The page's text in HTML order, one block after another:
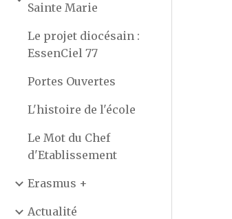
Sainte Marie
Le projet diocésain :
EssenCiel 77
Portes Ouvertes
L'histoire de l'école
Le Mot du Chef
d'Etablissement
Erasmus +
Actualité